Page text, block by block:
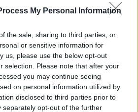
My Personal Information
the sale, sharing to third parties, or
or sensitive information for
us, please use the below opt-out
selection. Please note that after your
you may continue seeing
on personal information utilized by
disclosed to third parties prior to
separately opt-out of the further
ΧΡΊΣΛΑ ΓΕΩΡΓΑΚΟΠΟΎΛΟΥ